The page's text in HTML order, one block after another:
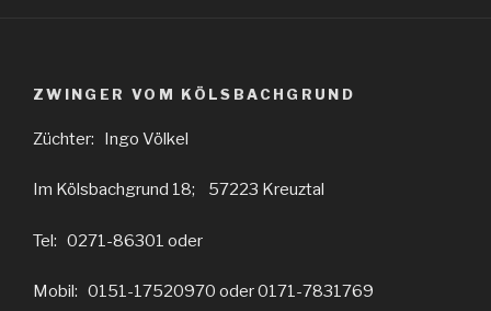
ZWINGER VOM KÖLSBACHGRUND
Züchter: Ingo Völkel
Im Kölsbachgrund 18; 57223 Kreuztal
Tel: 0271-86301 oder
Mobil: 0151-17520970 oder 0171-7831769